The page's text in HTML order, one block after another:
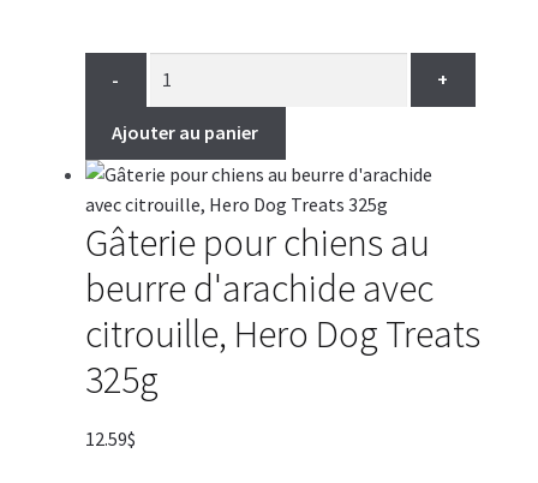
à
82.97$
- +
Ajouter au panier
Gâterie pour chiens au
beurre d'arachide avec
citrouille, Hero Dog Treats
325g
12.59$